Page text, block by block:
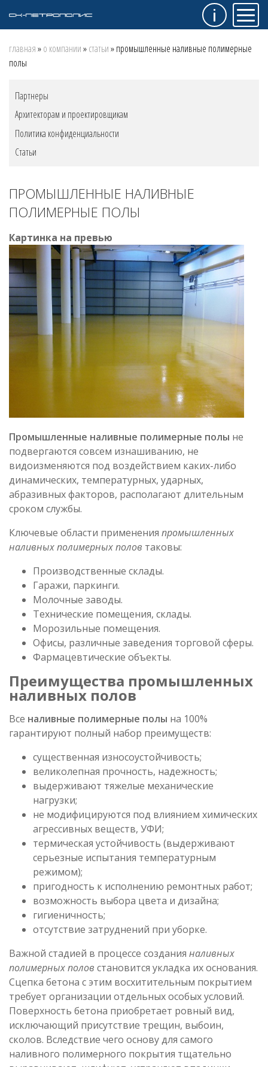
Инфо
Строка
навигации
главная о компании статьи
промышленные наливные полимерные
полы
Меню
"О
компании"
Партнеры
Архитекторам и проектировщикам
Политика конфиденциальности
Статьи
ПРОМЫШЛЕННЫЕ НАЛИВНЫЕ
ПОЛИМЕРНЫЕ ПОЛЫ
Картинка на превью
Промышленные наливные полимерные полы не
подвергаются совсем изнашиванию, не
видоизменяются под воздействием каких-либо
динамических, температурных, ударных,
абразивных факторов, располагают длительным
сроком службы.
Ключевые области применения промышленных
наливных полимерных полов таковы:
Производственные склады.
Гаражи, паркинги.
Молочные заводы.
Технические помещения, склады.
Морозильные помещения.
Офисы, различные заведения торговой сферы.
Фармацевтические объекты.
Преимущества промышленных
наливных полов
Все наливные полимерные полы на 100%
гарантируют полный набор преимуществ:
существенная износоустойчивость;
великолепная прочность, надежность;
выдерживают тяжелые механические
нагрузки;
не модифицируются под влиянием химических
агрессивных веществ, УФИ;
термическая устойчивость (выдерживают
серьезные испытания температурным
режимом);
пригодность к исполнению ремонтных работ;
возможность выбора цвета и дизайна;
гигиеничность;
отсутствие затруднений при уборке.
Важной стадией в процессе создания наливных
полимерных полов становится укладка их основания.
Сцепка бетона с этим восхитительным покрытием
требует организации отдельных особых условий.
Поверхность бетона приобретает ровный вид,
исключающий присутствие трещин, выбоин,
сколов. Вследствие чего основу для самого
наливного полимерного покрытия тщательно